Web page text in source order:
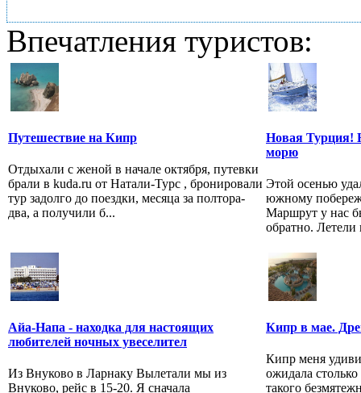
Впечатления туристов:
Путешествие на Кипр
Отдыхали с женой в начале октября, путевки
брали в kuda.ru от Натали-Турс , бронировали
тур задолго до поездки, месяца за полтора-
два, а получили б...
Новая Турция!
морю
Этой осенью
южному
Маршрут у нас
обратно.
Айа-Напа - находка для настоящих
любителей ночных увеселител
Из Внуково в Ларнаку Вылетали мы из
Внуково, рейс в 15-20. Я сначала
Кипр в мае.
Кипр меня
ожидала
такого